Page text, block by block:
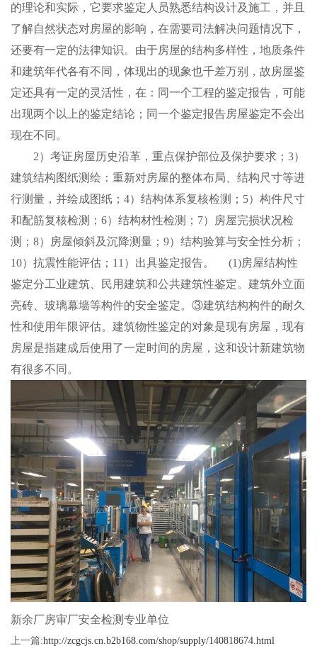
的理论和实际，它要求鉴定人员熟悉结构设计及施工，并且
了解自然状态对房屋的影响，在需要司法解决问题情况下，
还要有一定的法律知识。由于房屋的结构多样性，地质条件
和建筑年代各有不同，体现出的现象也千差万别，故房屋鉴
定还具有一定的灵活性，在：同一个工程的鉴定报告，可能
出现两个以上的鉴定结论；同一个鉴定报告房屋鉴定不会出
现在不同。
2）考证房屋历史沿革，重点保护部位及保护要求；3）
建筑结构图纸测绘：重新对房屋的整体布局、结构尺寸等进
行测量，并绘成图纸；4）结构体系复核检测；5）构件尺寸
和配筋复核检测；6）结构材性检测；7）房屋完损状况检
测；8）房屋倾斜及沉降测量；9）结构验算与安全性分析；
10）抗震性能评估；11）出具鉴定报告。 (1)房屋结构性
鉴定分工业建筑、民用建筑和公共建筑性鉴定。建筑外立面
亮砖、玻璃幕墙等构件的安全鉴定。③建筑结构构件的耐久
性和使用年限评估。建筑物性鉴定的对象是现有房屋，现有
房屋是指建成后使用了一定时间的房屋，这和设计新建筑物
有很多不同。
新余厂房审厂安全检测专业单位
上一篇:http://zcgcjs.cn.b2b168.com/shop/supply/140818674.html